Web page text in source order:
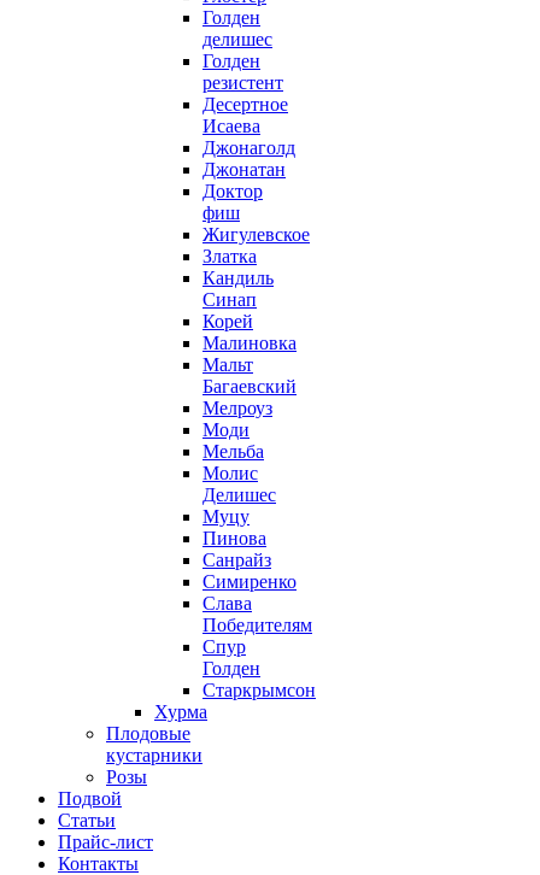
Голден
делишес
Голден
резистент
Десертное
Исаева
Джонаголд
Джонатан
Доктор
фиш
Жигулевское
Златка
Кандиль
Синап
Корей
Малиновка
Мальт
Багаевский
Мелроуз
Моди
Мельба
Молис
Делишес
Муцу
Пинова
Санрайз
Симиренко
Слава
Победителям
Спур
Голден
Старкрымсон
Хурма
Плодовые
кустарники
Розы
Подвой
Статьи
Прайс-лист
Контакты